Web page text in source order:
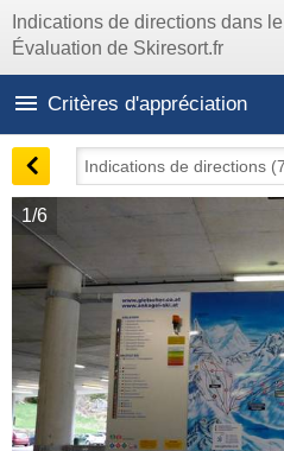
Indications de directions dans le
Évaluation de Skiresort.fr
Critères d'appréciation
1/6